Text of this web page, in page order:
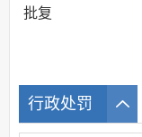
批复
行政处罚